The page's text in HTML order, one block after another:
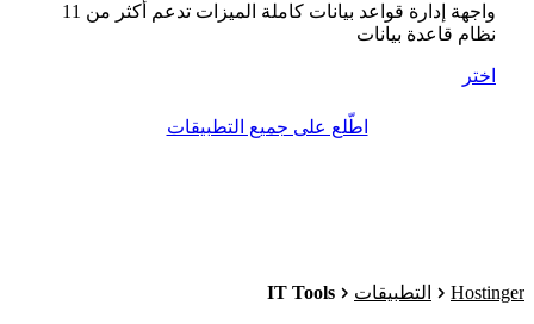
واجهة إدارة قواعد بيانات كاملة الميزات تدعم أكثر من 11
نظام قاعدة بيانات
اختر
اطّلع على جميع التطبيقات
Hostinger التطبيقات IT Tools